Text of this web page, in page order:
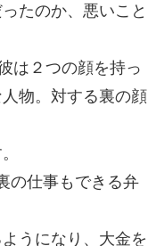
たのか、悪いこと
は２つの顔を持っ
物。対する裏の顔
の仕事もできる弁
うになり、大金を